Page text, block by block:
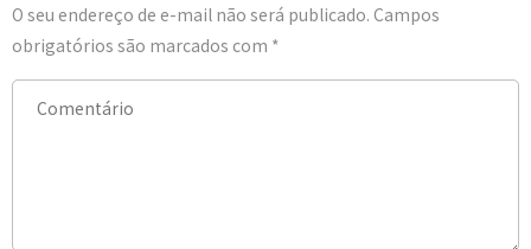
O seu endereço de e-mail não será publicado. Campos
obrigatórios são marcados com *